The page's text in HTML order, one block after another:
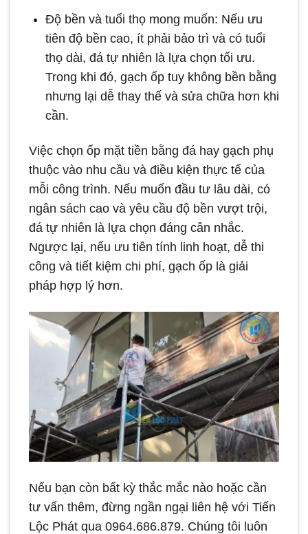
Độ bền và tuổi thọ mong muốn: Nếu ưu
tiên độ bền cao, ít phải bảo trì và có tuổi
thọ dài, đá tự nhiên là lựa chọn tối ưu.
Trong khi đó, gạch ốp tuy không bền bằng
nhưng lại dễ thay thế và sửa chữa hơn khi
cần.
Việc chọn ốp mặt tiền bằng đá hay gạch phụ
thuộc vào nhu cầu và điều kiện thực tế của
mỗi công trình. Nếu muốn đầu tư lâu dài, có
ngân sách cao và yêu cầu độ bền vượt trội,
đá tự nhiên là lựa chọn đáng cân nhắc.
Ngược lại, nếu ưu tiên tính linh hoạt, dễ thi
công và tiết kiệm chi phí, gạch ốp là giải
pháp hợp lý hơn.
Nếu bạn còn bất kỳ thắc mắc nào hoặc cần
tư vấn thêm, đừng ngần ngại liên hệ với Tiến
Lộc Phát qua 0964.686.879. Chúng tôi luôn